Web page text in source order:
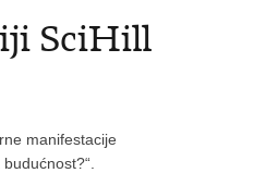
SciHill
manifestacije